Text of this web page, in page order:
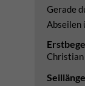
Gerade
Abseilen